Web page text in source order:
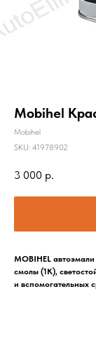
Mobihel
Mobihel
SKU: 41978902
3 000 р.
MOBIHEL
смолы (1К),
и вспомогательных